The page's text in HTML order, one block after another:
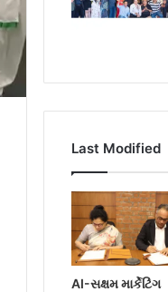
Last Modified
AI-સક્ષમ માર્કેટિંગ